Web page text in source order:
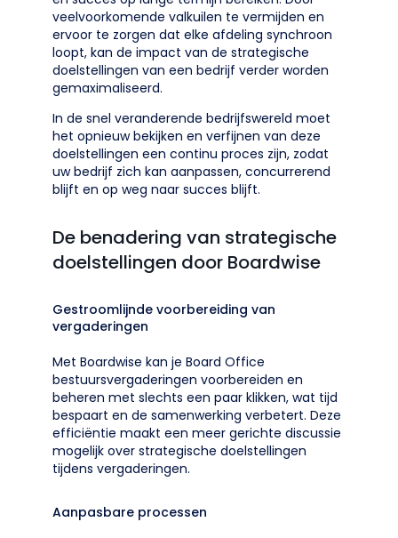
veelvoorkomende valkuilen te vermijden en
ervoor te zorgen dat elke afdeling synchroon
loopt, kan de impact van de strategische
doelstellingen van een bedrijf verder worden
gemaximaliseerd.
In de snel veranderende bedrijfswereld moet
het opnieuw bekijken en verfijnen van deze
doelstellingen een continu proces zijn, zodat
uw bedrijf zich kan aanpassen, concurrerend
blijft en op weg naar succes blijft.
De benadering van strategische
doelstellingen door Boardwise
Gestroomlijnde voorbereiding van
vergaderingen
Met Boardwise kan je Board Office
bestuursvergaderingen voorbereiden en
beheren met slechts een paar klikken, wat tijd
bespaart en de samenwerking verbetert. Deze
efficiëntie maakt een meer gerichte discussie
mogelijk over strategische doelstellingen
tijdens vergaderingen.
Aanpasbare processen